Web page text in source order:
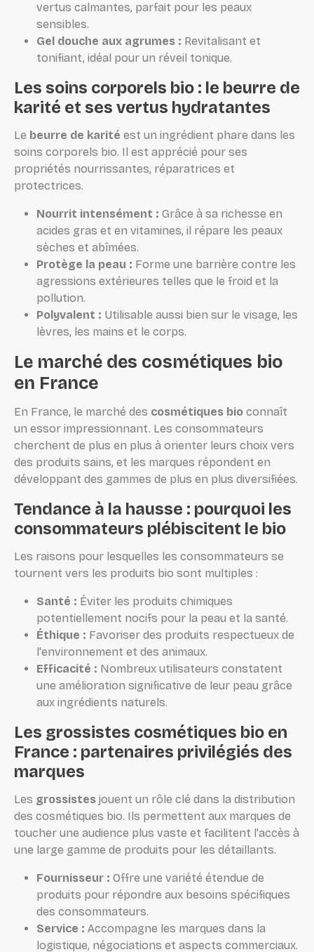
vertus calmantes, parfait pour les peaux
sensibles.
Gel douche aux agrumes : Revitalisant et
tonifiant, idéal pour un réveil tonique.
Les soins corporels bio : le beurre de
karité et ses vertus hydratantes
Le beurre de karité est un ingrédient phare dans les
soins corporels bio. Il est apprécié pour ses
propriétés nourrissantes, réparatrices et
protectrices.
Nourrit intensément : Grâce à sa richesse en
acides gras et en vitamines, il répare les peaux
sèches et abîmées.
Protège la peau : Forme une barrière contre les
agressions extérieures telles que le froid et la
pollution.
Polyvalent : Utilisable aussi bien sur le visage, les
lèvres, les mains et le corps.
Le marché des cosmétiques bio
en France
En France, le marché des cosmétiques bio connaît
un essor impressionnant. Les consommateurs
cherchent de plus en plus à orienter leurs choix vers
des produits sains, et les marques répondent en
développant des gammes de plus en plus diversifiées.
Tendance à la hausse : pourquoi les
consommateurs plébiscitent le bio
Les raisons pour lesquelles les consommateurs se
tournent vers les produits bio sont multiples :
Santé : Éviter les produits chimiques
potentiellement nocifs pour la peau et la santé.
Éthique : Favoriser des produits respectueux de
l'environnement et des animaux.
Efficacité : Nombreux utilisateurs constatent
une amélioration significative de leur peau grâce
aux ingrédients naturels.
Les grossistes cosmétiques bio en
France : partenaires privilégiés des
marques
Les grossistes jouent un rôle clé dans la distribution
des cosmétiques bio. Ils permettent aux marques de
toucher une audience plus vaste et facilitent l'accès à
une large gamme de produits pour les détaillants.
Fournisseur : Offre une variété étendue de
produits pour répondre aux besoins spécifiques
des consommateurs.
Service : Accompagne les marques dans la
logistique, négociations et aspects commerciaux.